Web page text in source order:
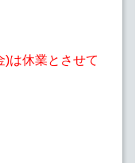
)は休業とさせて